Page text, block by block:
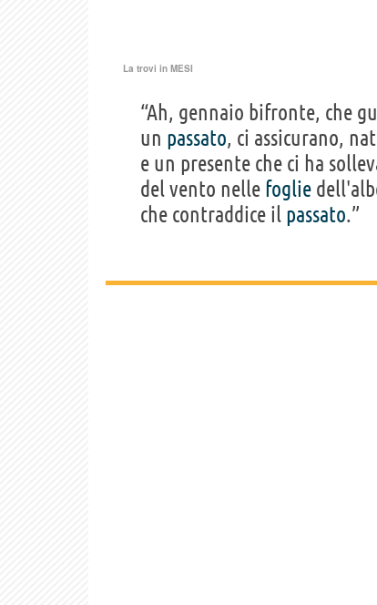
La trovi in MESI
“Ah, gennaio bifronte, che
un passato, ci assicurano,
e un presente che ci ha
del vento nelle foglie
che contraddice il passato.”